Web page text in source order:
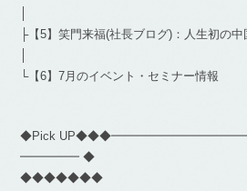
├【5】笑門来福(社長ブログ)：人生初の
└【6】7月のイベント・セミナー情報
◆Pick
━━━━━ ◆
◆◆◆◆◆◆◆